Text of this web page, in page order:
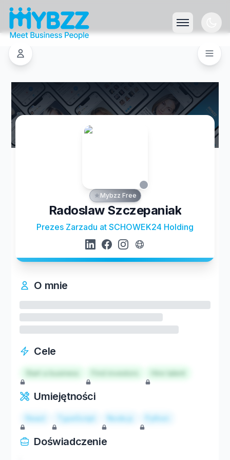
Mybzz Free
Radoslaw Szczepaniak
Prezes Zarzadu at SCHOWEK24 Holding
O mnie
Cele
Start a business Hire talent
Umiejętności
React TypeScript Node.js Python
Doświadczenie